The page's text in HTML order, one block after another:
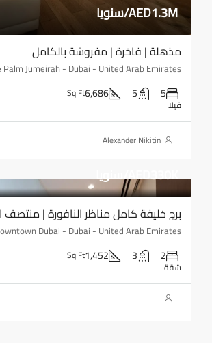
AED1.3M/سنويا
مذهلة | فاخرة | مفروشة بالكامل
Palm Jumeirah - Dubai - United Arab Emirates
5
5
6,686
Sq Ft
فيلا
Alexander Nikitin
AED330K/سنويا
برج خليفة كامل مناظر النافورة | منتصف
2
3
1,452
Sq Ft
شقة